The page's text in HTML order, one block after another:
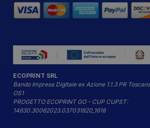
ECOPRINT SRL
Bando Impresa Digitale ex Azione 1.1.3 PR
OS1
PROGETTO ECOPRINT GO - CUP CUPST:
14630.30062023.037031820_1618